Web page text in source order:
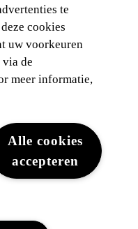
te
cookies
uw voorkeuren
via de
meer informatie,
Alle cookies
accepteren